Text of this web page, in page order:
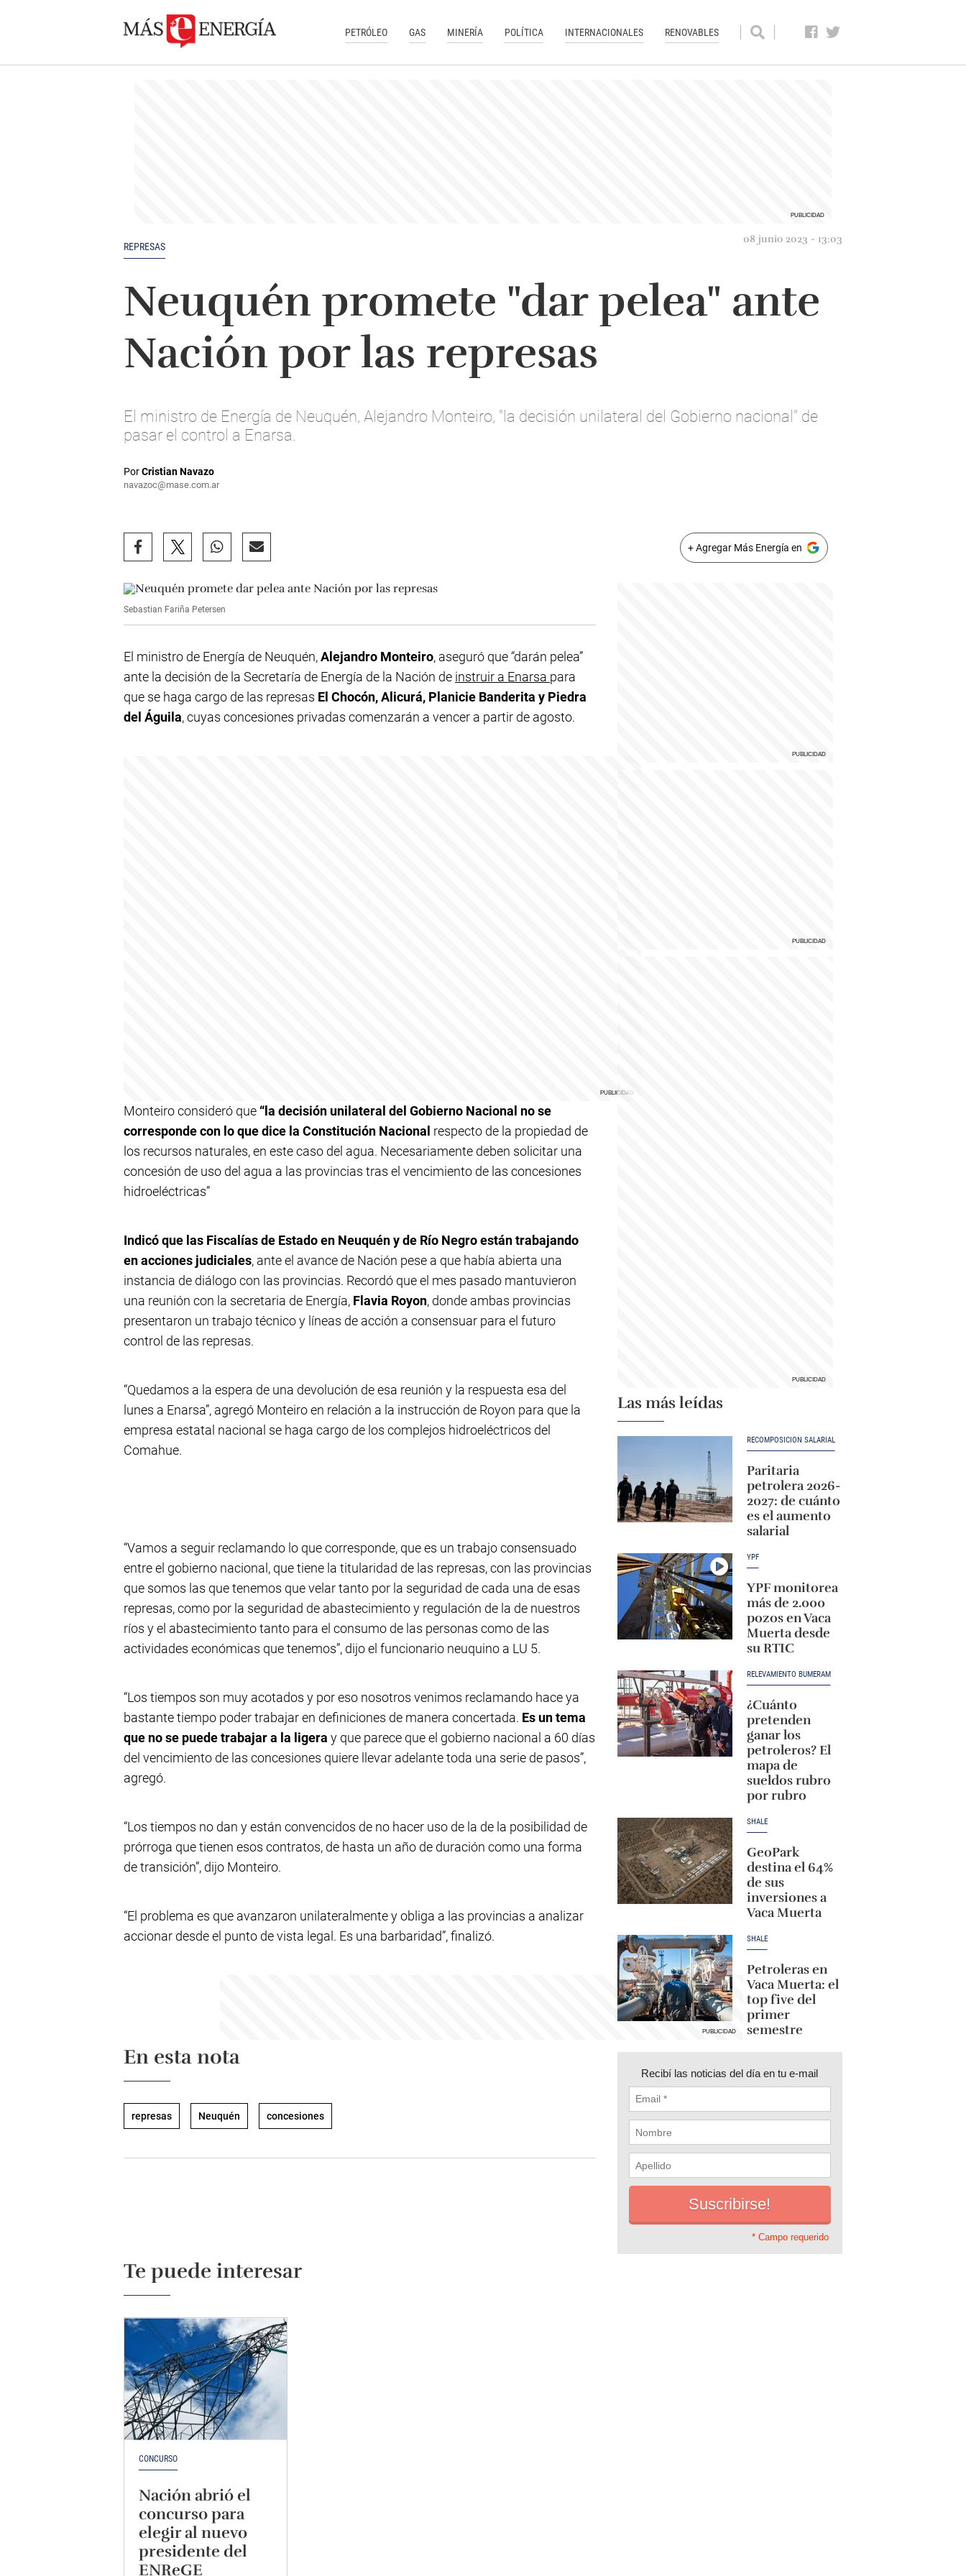
PETRÓLEO GAS MINERÍA POLÍTICA INTERNACIONALES RENOVABLES
REPRESAS
08 junio 2023 - 13:03
Neuquén promete "dar pelea" ante
Nación por las represas
El ministro de Energía de Neuquén, Alejandro Monteiro, "la decisión unilateral del Gobierno nacional" de
pasar el control a Enarsa.
PorCristian Navazo
navazoc@mase.com.ar
+ Agregar Más Energía en
Sebastian Fariña Petersen
El ministro de Energía de Neuquén,Alejandro Monteiro, aseguró que “darán pelea”
ante la decisión de la Secretaría de Energía de la Nación de instruir a Enarsa para
que se haga cargo de las represas El Chocón, Alicurá, Planicie Banderita y Piedra
del Águila, cuyas concesiones privadas comenzarán a vencer a partir de agosto.
Monteiro consideró que “la decisión unilateral del Gobierno Nacional no se
corresponde con lo que dice la Constitución Nacional respecto de la propiedad de
los recursos naturales, en este caso del agua. Necesariamente deben solicitar una
concesión de uso del agua a las provincias tras el vencimiento de las concesiones
hidroeléctricas”
Indicó que las Fiscalías de Estado en Neuquén y de Río Negro están trabajando
en acciones judiciales, ante el avance de Nación pese a que había abierta una
instancia de diálogo con las provincias. Recordó que el mes pasado mantuvieron
una reunión con la secretaria de Energía, Flavia Royon, donde ambas provincias
presentaron un trabajo técnico y líneas de acción a consensuar para el futuro
control de las represas.
“Quedamos a la espera de una devolución de esa reunión y la respuesta esa del
lunes a Enarsa”, agregó Monteiro en relación a la instrucción de Royon para que la
empresa estatal nacional se haga cargo de los complejos hidroeléctricos del
Comahue.
“Vamos a seguir reclamando lo que corresponde, que es un trabajo consensuado
entre el gobierno nacional, que tiene la titularidad de las represas, con las provincias
que somos las que tenemos que velar tanto por la seguridad de cada una de esas
represas, como por la seguridad de abastecimiento y regulación de la de nuestros
ríos y el abastecimiento tanto para el consumo de las personas como de las
actividades económicas que tenemos”, dijo el funcionario neuquino a LU 5.
“Los tiempos son muy acotados y por eso nosotros venimos reclamando hace ya
bastante tiempo poder trabajar en definiciones de manera concertada. Es un tema
que no se puede trabajar a la ligera y que parece que el gobierno nacional a 60 días
del vencimiento de las concesiones quiere llevar adelante toda una serie de pasos”,
agregó.
“Los tiempos no dan y están convencidos de no hacer uso de la de la posibilidad de
prórroga que tienen esos contratos, de hasta un año de duración como una forma
de transición”, dijo Monteiro.
“El problema es que avanzaron unilateralmente y obliga a las provincias a analizar
accionar desde el punto de vista legal. Es una barbaridad”, finalizó.
En esta nota
represas Neuquén concesiones
Las más leídas
RECOMPOSICIÓN SALARIAL
Paritaria
petrolera 2026-
2027: de cuánto
es el aumento
salarial
YPF
YPF monitorea
más de 2.000
pozos en Vaca
Muerta desde
su RTIC
RELEVAMIENTO BUMERAM
¿Cuánto
pretenden
ganar los
petroleros? El
mapa de
sueldos rubro
por rubro
SHALE
GeoPark
destina el 64%
de sus
inversiones a
Vaca Muerta
SHALE
Petroleras en
Vaca Muerta: el
top five del
primer
semestre
Recibí las noticias del día en tu e-mail
* Campo requerido
Te puede interesar
CONCURSO
Nación abrió el
concurso para
elegir al nuevo
presidente del
ENReGE